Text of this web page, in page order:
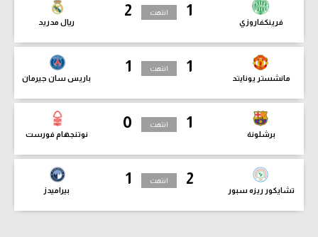
1
فرينكفاروزي
2
ريال مدريد
انتهت
1
مانشستر يونايتد
1
باريس سان جيرمان
انتهت
1
برشلونة
0
نوتنجهام فورست
انتهت
2
تشايكور ريزه سبور
1
بيراميدز
انتهت